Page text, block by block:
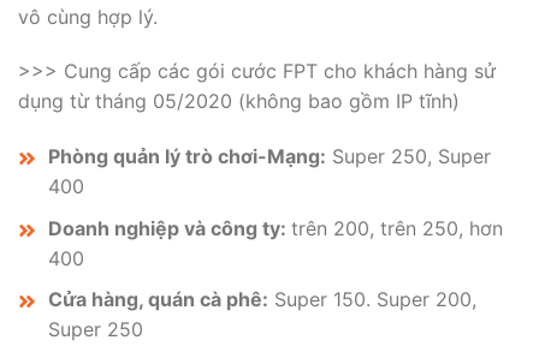
vô cùng hợp lý.
>>> Cung cấp các gói cước FPT cho khách hàng sử
dụng từ tháng 05/2020 (không bao gồm IP tĩnh)
Phòng quản lý trò chơi-Mạng: Super 250, Super
400
Doanh nghiệp và công ty: trên 200, trên 250, hơn
400
Cửa hàng, quán cà phê: Super 150. Super 200,
Super 250